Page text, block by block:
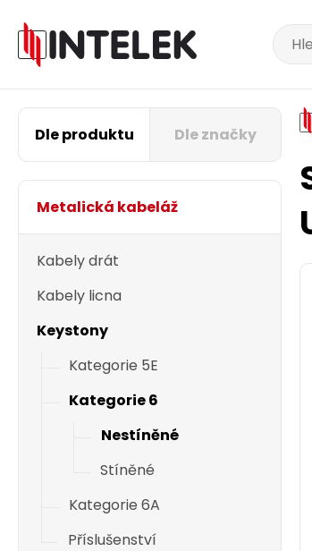
Dle produktu Dle značky
Metalická kabeláž
Kabely drát
Kabely licna
Keystony
Kategorie 5E
Kategorie 6
Nestíněné
Stíněné
Kategorie 6A
Příslušenství